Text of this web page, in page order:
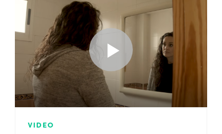
VIDEO